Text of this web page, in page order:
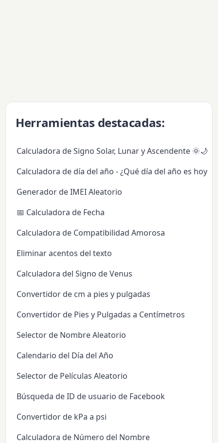
Herramientas destacadas:
Calculadora de Signo Solar, Lunar y Ascendente 🌞🌙✨
Calculadora de día del año - ¿Qué día del año es hoy?
Generador de IMEI Aleatorio
📅 Calculadora de Fecha
Calculadora de Compatibilidad Amorosa
Eliminar acentos del texto
Calculadora del Signo de Venus
Convertidor de cm a pies y pulgadas
Convertidor de Pies y Pulgadas a Centímetros
Selector de Nombre Aleatorio
Calendario del Día del Año
Selector de Películas Aleatorio
Búsqueda de ID de usuario de Facebook
Convertidor de kPa a psi
Calculadora de Número del Nombre